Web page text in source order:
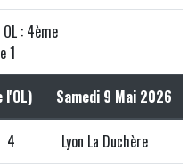
: 4ème
1
l'OL) Samedi 9 Mai 2026
4 Lyon La Duchère